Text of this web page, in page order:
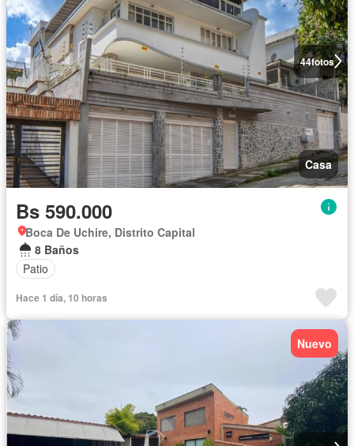
44fotos
Casa
Bs 590.000
Boca De Uchire, Distrito Capital
8 Baños
Patio
Hace 1 día, 10 horas
Nuevo